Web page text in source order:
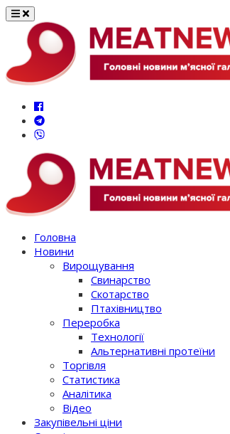
Перейти
вмісту
Головна
Новини
Вирощування
Свинарство
Скотарство
Птахівництво
Переробка
Технології
Альтернативні протеїни
Торгівля
Статистика
Аналітика
Відео
Закупівельні ціни